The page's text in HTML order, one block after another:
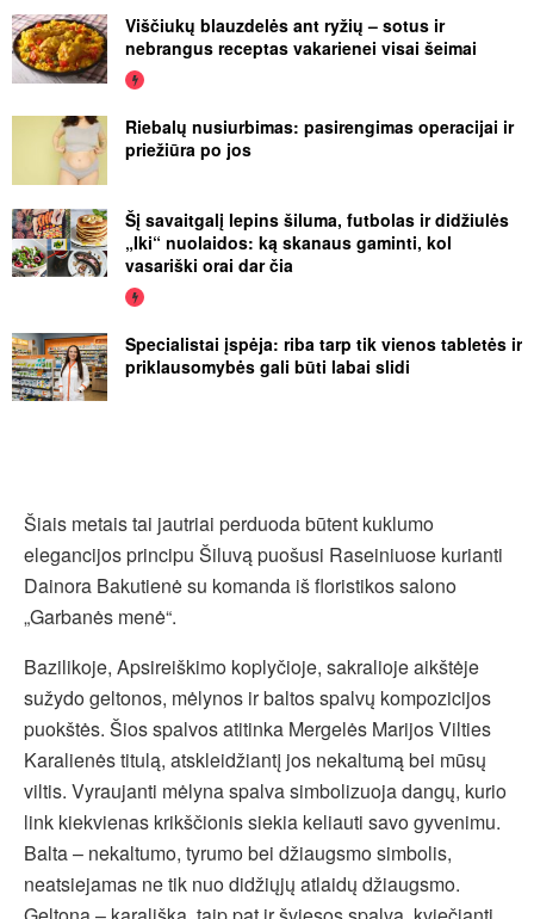
Viščiukų blauzdelės ant ryžių – sotus ir
nebrangus receptas vakarienei visai šeimai
Riebalų nusiurbimas: pasirengimas operacijai ir
priežiūra po jos
Šį savaitgalį lepins šiluma, futbolas ir didžiulės
„Iki“ nuolaidos: ką skanaus gaminti, kol
vasariški orai dar čia
Specialistai įspėja: riba tarp tik vienos tabletės ir
priklausomybės gali būti labai slidi
Šiais metais tai jautriai perduoda būtent kuklumo
elegancijos principu Šiluvą puošusi Raseiniuose kurianti
Dainora Bakutienė su komanda iš floristikos salono
„Garbanės menė“.
Bazilikoje, Apsireiškimo koplyčioje, sakralioje aikštėje
sužydo geltonos, mėlynos ir baltos spalvų kompozicijos
puokštės. Šios spalvos atitinka Mergelės Marijos Vilties
Karalienės titulą, atskleidžiantį jos nekaltumą bei mūsų
viltis. Vyraujanti mėlyna spalva simbolizuoja dangų, kurio
link kiekvienas krikščionis siekia keliauti savo gyvenimu.
Balta – nekaltumo, tyrumo bei džiaugsmo simbolis,
neatsiejamas ne tik nuo didžiųjų atlaidų džiaugsmo.